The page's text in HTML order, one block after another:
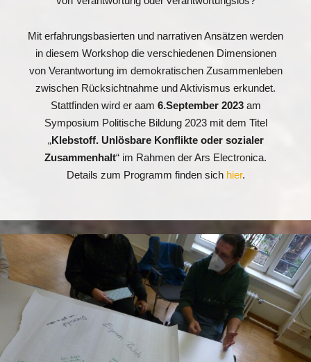
Mit erfahrungsbasierten und narrativen Ansätzen werden
in diesem Workshop die verschiedenen Dimensionen
von Verantwortung im demokratischen Zusammenleben
zwischen Rücksichtnahme und Aktivismus erkundet.
Stattfinden wird er aam 6.September 2023am
Symposium Politische Bildung 2023 mit dem Titel
„Klebstoff. Unlösbare Konflikte oder sozialer
Zusammenhalt“ im Rahmen der Ars Electronica.
Details zum Programm finden sich hier.